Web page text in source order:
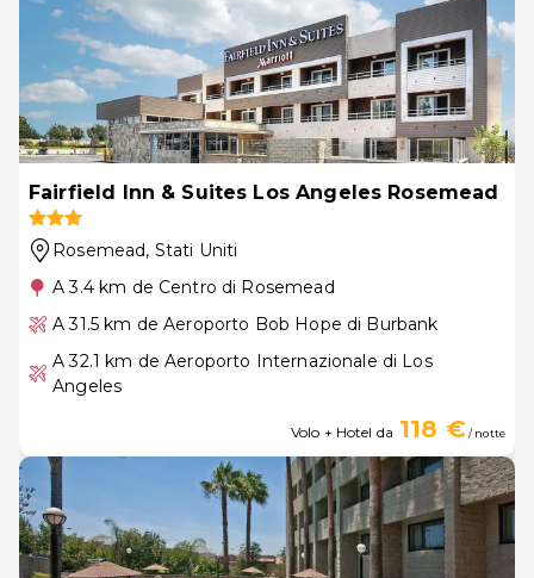
Fairfield Inn & Suites Los Angeles Rosemead
Rosemead, Stati Uniti
A 3.4 km de Centro di Rosemead
A 31.5 km de Aeroporto Bob Hope di Burbank
A 32.1 km de Aeroporto Internazionale di Los
Angeles
Volo + Hotel da 118 €/ notte